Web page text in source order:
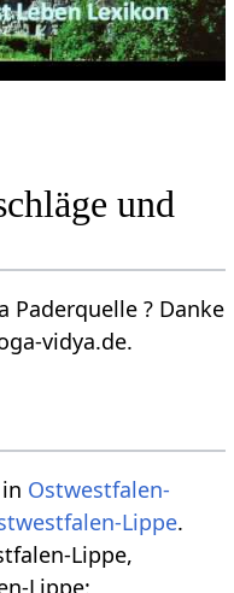
und
? Danke
vidya.de.
in Ostwestfalen-
Lippe.
Lippe,